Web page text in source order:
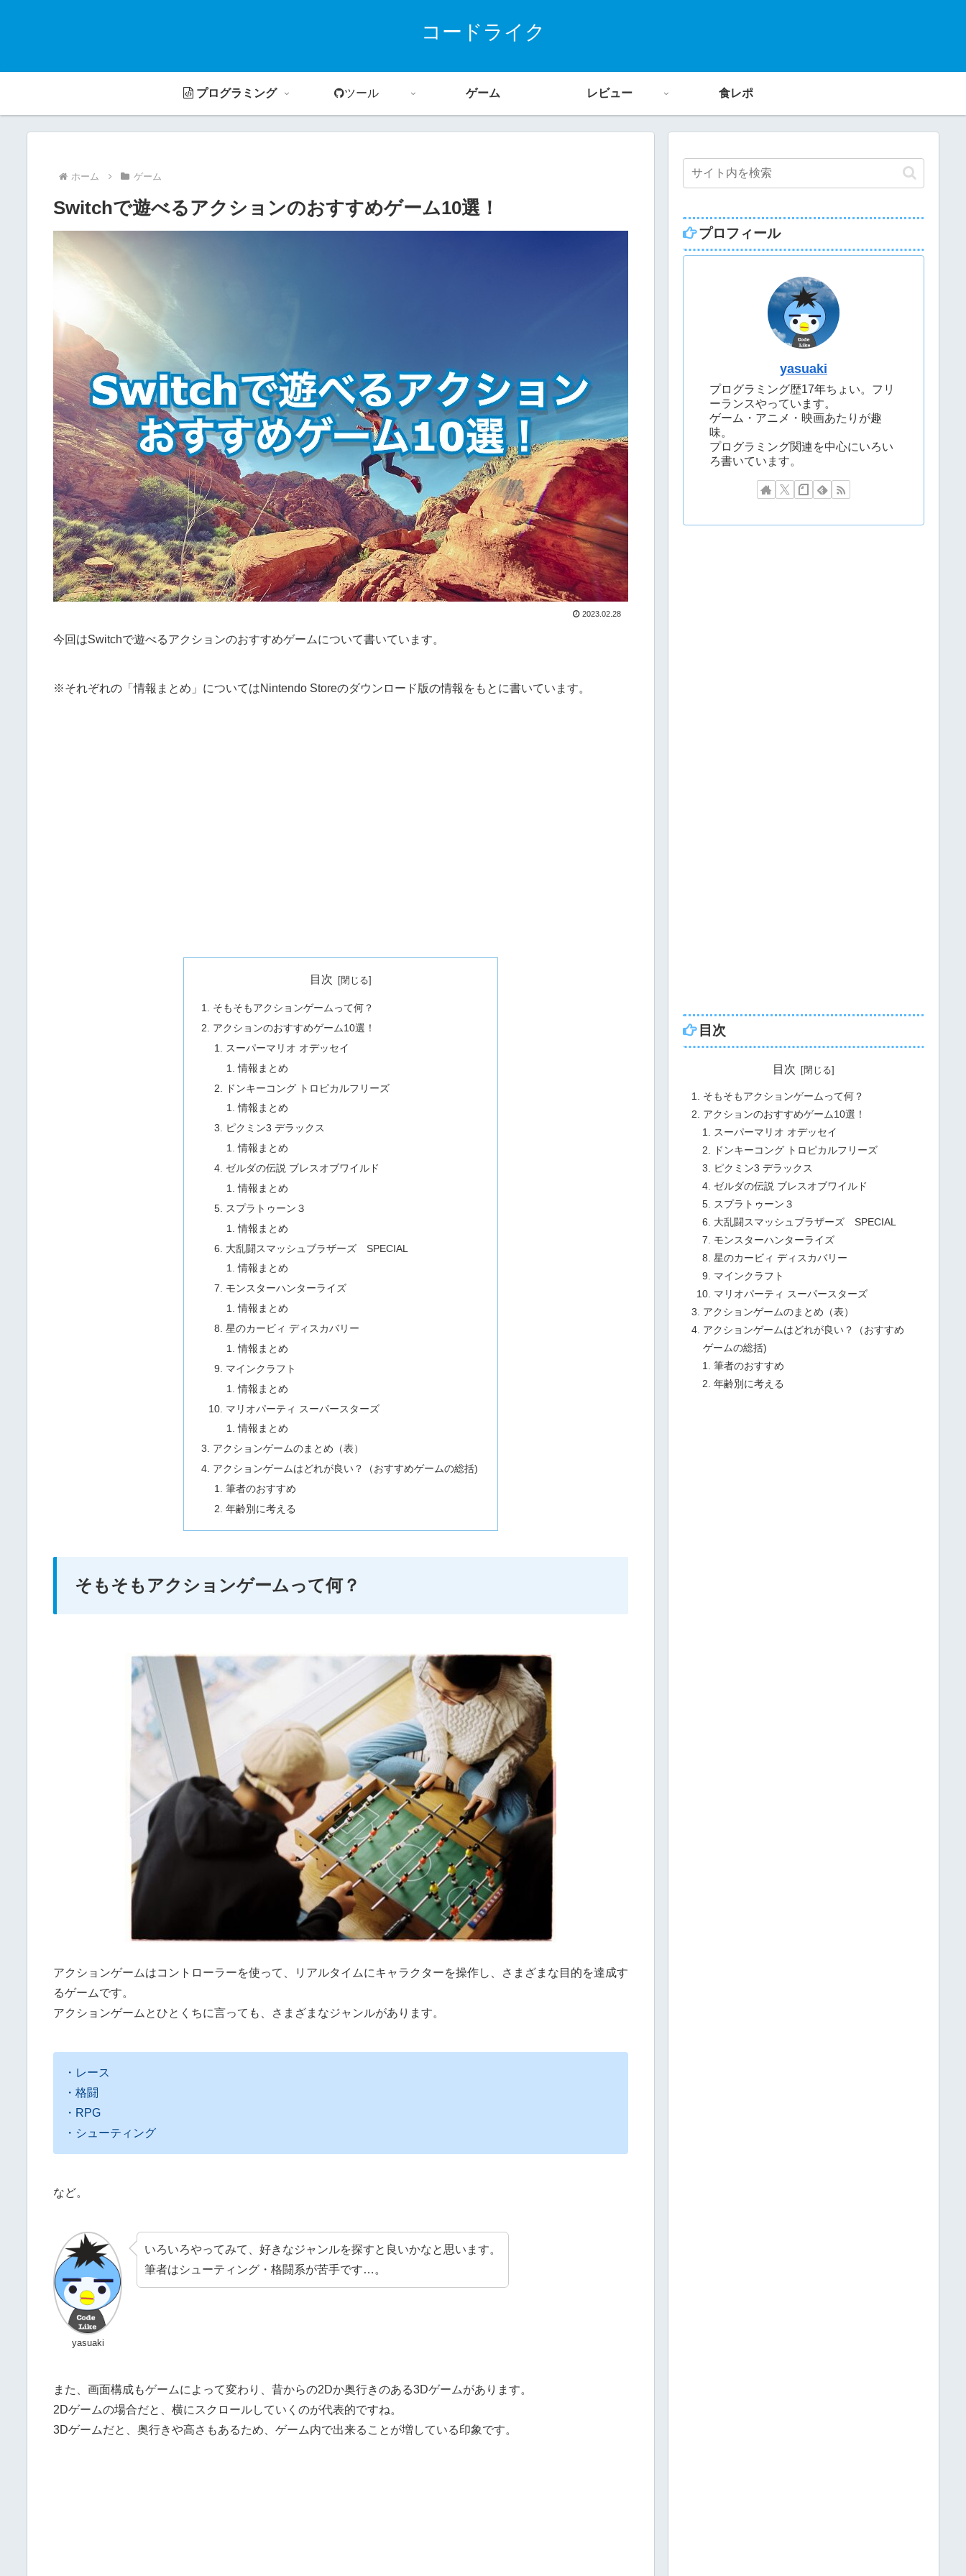
コードライク
プログラミング ツール ゲーム レビュー 食レポ
ホーム ゲーム
Switchで遊べるアクションのおすすめゲーム10選！
2023.02.28
今回はSwitchで遊べるアクションのおすすめゲームについて書いています。
※それぞれの「情報まとめ」についてはNintendo Storeのダウンロード版の情報をもとに書いています。
目次
そもそもアクションゲームって何？
アクションのおすすめゲーム10選！
スーパーマリオ オデッセイ
情報まとめ
ドンキーコング トロピカルフリーズ
情報まとめ
ピクミン3 デラックス
情報まとめ
ゼルダの伝説 ブレスオブワイルド
情報まとめ
スプラトゥーン３
情報まとめ
大乱闘スマッシュブラザーズ SPECIAL
情報まとめ
モンスターハンターライズ
情報まとめ
星のカービィ ディスカバリー
情報まとめ
マインクラフト
情報まとめ
マリオパーティ スーパースターズ
情報まとめ
アクションゲームのまとめ（表）
アクションゲームはどれが良い？（おすすめゲームの総括)
筆者のおすすめ
年齢別に考える
そもそもアクションゲームって何？
アクションゲームはコントローラーを使って、リアルタイムにキャラクターを操作し、さまざまな目的を達成す
るゲームです。
アクションゲームとひとくちに言っても、さまざまなジャンルがあります。
・レース
・格闘
・RPG
・シューティング
など。
yasuaki
いろいろやってみて、好きなジャンルを探すと良いかなと思います。
筆者はシューティング・格闘系が苦手です…。
また、画面構成もゲームによって変わり、昔からの2Dか奥行きのある3Dゲームがあります。
2Dゲームの場合だと、横にスクロールしていくのが代表的ですね。
3Dゲームだと、奥行きや高さもあるため、ゲーム内で出来ることが増している印象です。
プロフィール
yasuaki
プログラミング歴17年ちょい。フリ
ーランスやっています。
ゲーム・アニメ・映画あたりが趣
味。
プログラミング関連を中心にいろい
ろ書いています。
目次
目次
そもそもアクションゲームって何？
アクションのおすすめゲーム10選！
スーパーマリオ オデッセイ
ドンキーコング トロピカルフリーズ
ピクミン3 デラックス
ゼルダの伝説 ブレスオブワイルド
スプラトゥーン３
大乱闘スマッシュブラザーズ SPECIAL
モンスターハンターライズ
星のカービィ ディスカバリー
マインクラフト
マリオパーティ スーパースターズ
アクションゲームのまとめ（表）
アクションゲームはどれが良い？（おすすめ
ゲームの総括)
筆者のおすすめ
年齢別に考える